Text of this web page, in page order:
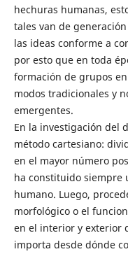
hechuras humanas,
tales van de
las ideas conforme a
por esto que en toda
formación de grupos
modos tradicionales y
emergentes.
En la investigación del
método cartesiano:
en el mayor número
ha constituido siempre
humano. Luego,
morfológico o el
en el interior y exterior
importa desde dónde